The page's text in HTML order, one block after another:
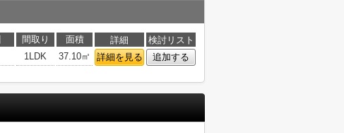
間取り 面積 詳細
検討リスト
1LDK 37.10㎡ 詳細を見る 追加する